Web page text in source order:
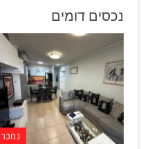
נכסים דומים
נמכר